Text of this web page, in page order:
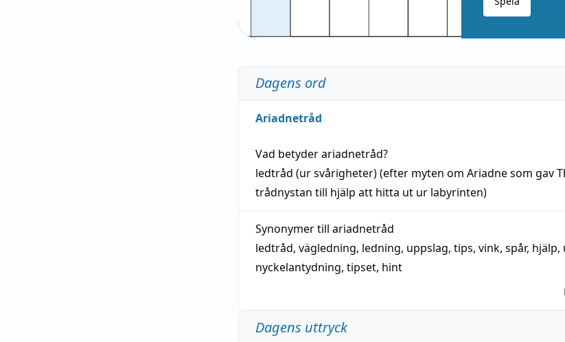
Dagens ord
Ariadnetråd
Vad betyderariadnetråd?
ledtråd (ur svårigheter) (efter myten om Ariadne som gav
trådnystan till hjälp att hitta ut ur labyrinten)
Synonymer till ariadnetråd
ledtråd, vägledning, ledning, uppslag, tips, vink, spår, hjälp,
nyckelantydning, tipset, hint
Dagens uttryck